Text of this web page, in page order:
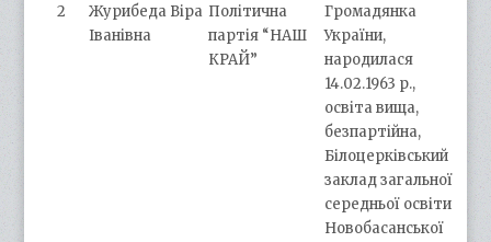
2
Журибеда Віра
Іванівна
Політична
партія “НАШ
КРАЙ”
Громадянка
України,
народилася
14.02.1963 р.,
освіта вища,
безпартійна,
Білоцерківський
заклад загальної
середньої освіти
Новобасанської